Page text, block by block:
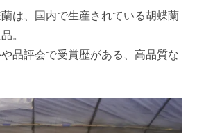
は、国内で生産されている胡蝶蘭
。
品評会で受賞歴がある、高品質な